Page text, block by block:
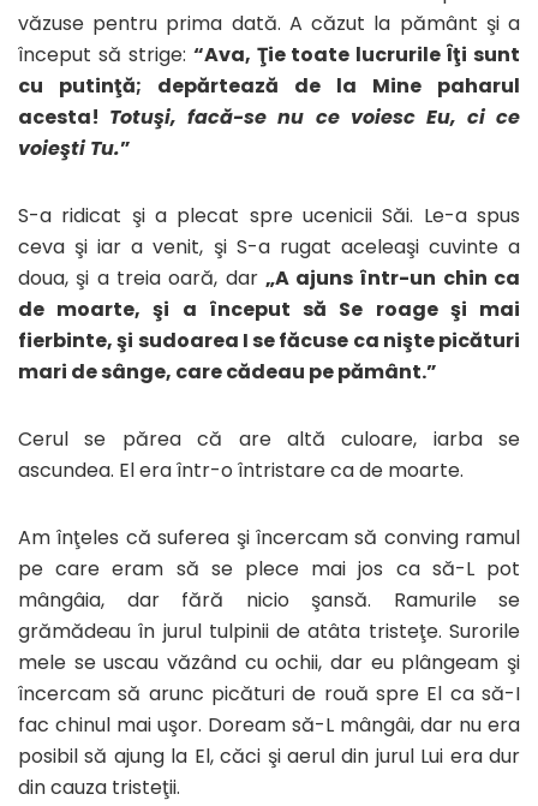
văzuse pentru prima dată. A căzut la pământ şi a
început să strige: “Ava, Ţie toate lucrurile Îţi sunt
cu putinţă; depărtează de la Mine paharul
acesta! Totuşi, facă-se nu ce voiesc Eu, ci ce
voieşti Tu.”
S-a ridicat şi a plecat spre ucenicii Săi. Le-a spus
ceva şi iar a venit, şi S-a rugat aceleaşi cuvinte a
doua, şi a treia oară, dar „A ajuns într-un chin ca
de moarte, şi a început să Se roage şi mai
fierbinte, şi sudoarea I se făcuse ca nişte picături
mari de sânge, care cădeau pe pământ.”
Cerul se părea că are altă culoare, iarba se
ascundea. El era într-o întristare ca de moarte.
Am înţeles că suferea şi încercam să conving ramul
pe care eram să se plece mai jos ca să-L pot
mângâia, dar fără nicio şansă. Ramurile se
grămădeau în jurul tulpinii de atâta tristeţe. Surorile
mele se uscau văzând cu ochii, dar eu plângeam şi
încercam să arunc picături de rouă spre El ca să-I
fac chinul mai uşor. Doream să-L mângâi, dar nu era
posibil să ajung la El, căci şi aerul din jurul Lui era dur
din cauza tristeţii.